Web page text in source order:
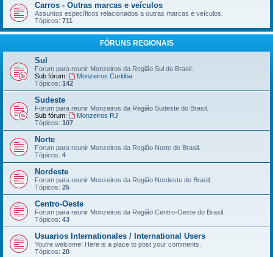
Carros - Outras marcas e veículos
Assuntos específicos relacionados a outras marcas e veículos.
Tópicos: 711
FÓRUNS REGIONAIS
Sul
Forum para reunir Monzeiros da Região Sul do Brasil.
Sub fórum:
Monzeiros Curitiba
Tópicos: 142
Sudeste
Forum para reunir Monzeiros da Região Sudeste do Brasil.
Sub fórum:
Monzeiros RJ
Tópicos: 107
Norte
Forum para reunir Monzeiros da Região Norte do Brasil.
Tópicos: 4
Nordeste
Forum para reunir Monzeiros da Região Nordeste do Brasil.
Tópicos: 25
Centro-Oeste
Forum para reunir Monzeiros da Região Centro-Oeste do Brasil.
Tópicos: 43
Usuarios Internationales / International Users
You're welcome! Here is a place to post your comments.
Tópicos: 20